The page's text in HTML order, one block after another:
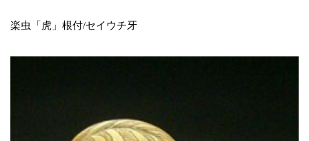
楽虫「虎」根付/セイウチ牙